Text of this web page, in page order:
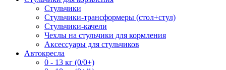
Стульчики
Стульчики-трансформеры (стол+стул)
Стульчики-качели
Чехлы на стульчики для кормления
Аксессуары для стульчиков
Автокресла
0 - 13 кг (0/0+)